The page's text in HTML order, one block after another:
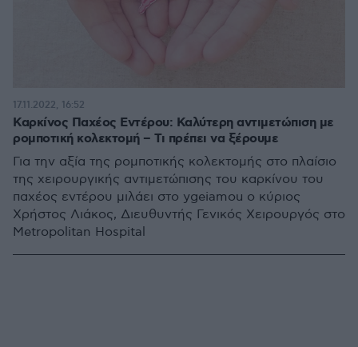
Καρκίνος Παχέος Εντέρου: Καλύτερη αντιμετώπιση με
ρομποτική κολεκτομή – Τι πρέπει να ξέρουμε
Για την αξία της ρομποτικής κολεκτομής στο πλαίσιο
της χειρουργικής αντιμετώπισης του καρκίνου του
παχέος εντέρου μιλάει στο ygeiamou ο κύριος
Χρήστος Λιάκος, Διευθυντής Γενικός Χειρουργός στο
Metropolitan Hospital
17.11.2022, 16:52